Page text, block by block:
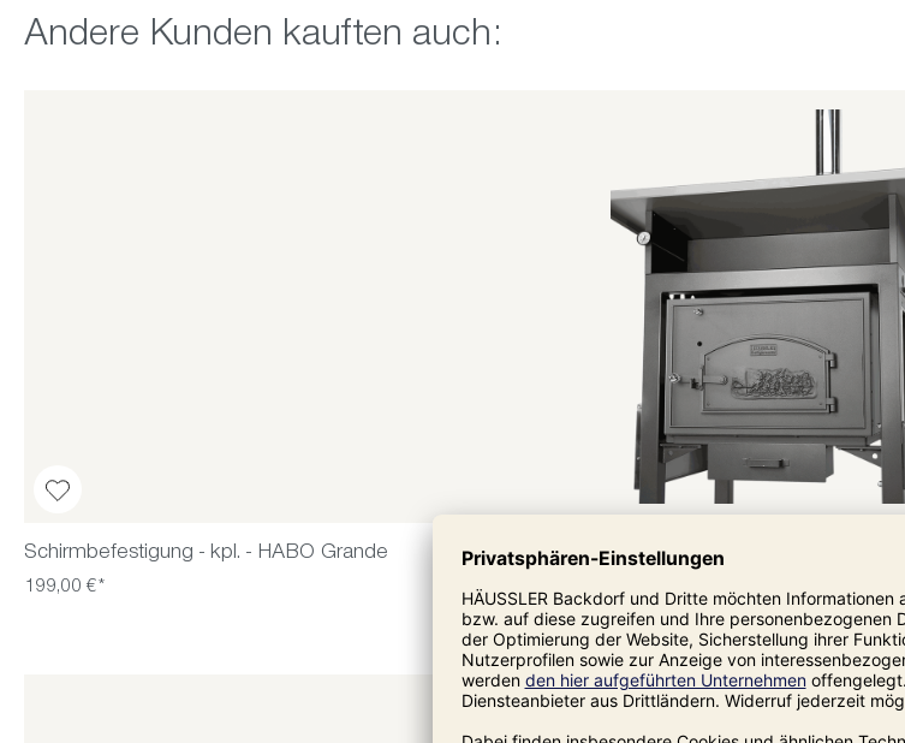
Produktgalerie überspringen
Andere Kunden kauften auch:
Schirmbefestigung - kpl. - HABO Grande
199,00 €*